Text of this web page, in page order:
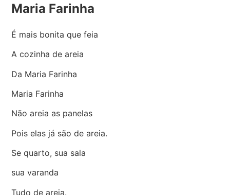
Maria Farinha
É mais bonita que feia
A cozinha de areia
Da Maria Farinha
Maria Farinha
Não areia as panelas
Pois elas já são de areia.
Se quarto, sua sala
sua varanda
Tudo de areia.